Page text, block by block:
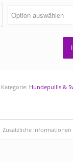
Kategorie: Hundepullis &
Zusätzliche Informationen